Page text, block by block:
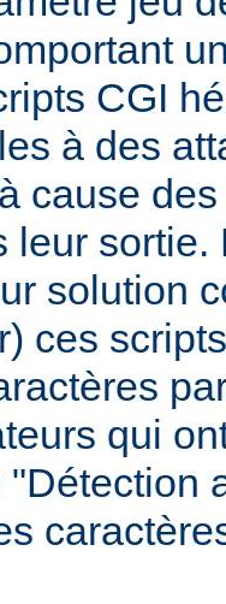
CGI
à des
cause
leur sortie.
solution
ces
qui